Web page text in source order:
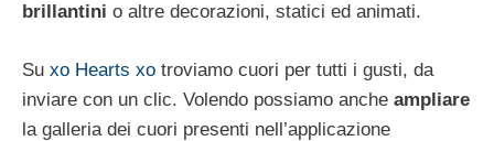
brillantini o altre decorazioni, statici ed animati.
Su xo Hearts xo troviamo cuori per tutti i gusti, da
inviare con un clic. Volendo possiamo anche ampliare
la galleria dei cuori presenti nell’applicazione